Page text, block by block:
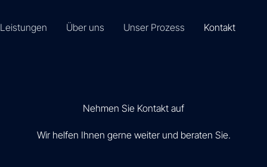
Über uns Unser Prozess Kontakt
Nehmen Sie Kontakt auf
Wir helfen Ihnen gerne weiter und beraten Sie.